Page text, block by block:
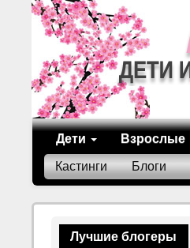
Дети Взрослые
Кастинги Блоги
Лучшие блогеры